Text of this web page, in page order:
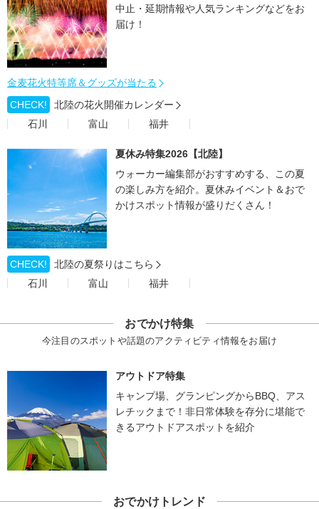
中止・延期情報や人気ランキングなどをお
届け！
金麦花火特等席＆グッズが当たる
CHECK!
北陸の花火開催カレンダー
石川
富山 福井
夏休み特集2026【北陸】
ウォーカー編集部がおすすめする、この夏
の楽しみ方を紹介。夏休みイベント＆おで
かけスポット情報が盛りだくさん！
CHECK!
北陸の夏祭りはこちら
石川
富山 福井
おでかけ特集
今注目のスポットや話題のアクティビティ情報をお届け
アウトドア特集
キャンプ場、グランピングからBBQ、アス
レチックまで！非日常体験を存分に堪能で
きるアウトドアスポットを紹介
おでかけトレンド